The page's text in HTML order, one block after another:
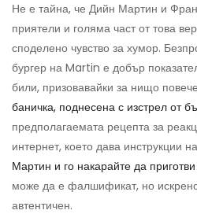
Не е тайна, че Дийн Мартин и
приятели и голяма част от това
споделено чувство за хумор.
бургер на Martin е добър
били, призовавайки за нищо
баничка, поднесена с изстрел от
предполагаемата рецепта за
интернет, което дава инструкции
Мартин и го накарайте да
може да е фалшификат, но
автентичен.